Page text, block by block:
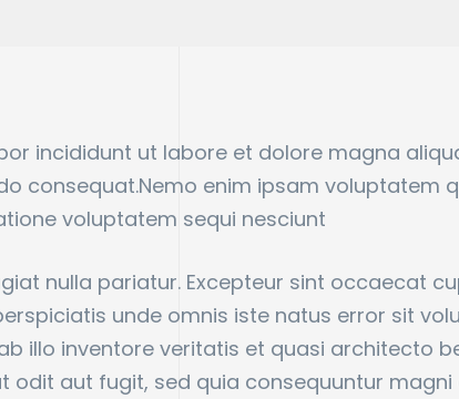
incididunt ut labore et dolore magna
consequat.Nemo enim ipsam voluptatem
voluptatem sequi nesciunt
nulla pariatur. Excepteur sint occaecat
unde omnis iste natus error sit
illo inventore veritatis et quasi architecto
aut fugit, sed quia consequuntur magni